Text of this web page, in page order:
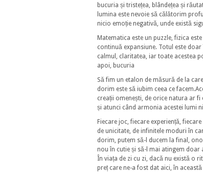
bucuria și tristețea, blândețea și
lumina este nevoie să călătorim
nicio emoție negativă, unde există
Matematica este un puzzle, fizica
continuă expansiune. Totul este
calmul, claritatea, iar toate acestea
apoi, bucuria
Să fim un etalon de măsură de la
dorim este să iubim ceea ce
creații omenești, de orice natura ar fi
și atunci când armonia acestei lumi
Fiecare joc, fiecare experiență,
de unicitate, de infinitele moduri în
dorim, putem să-l ducem la final,
nou în cutie și să-l mai atingem doar
În viața de zi cu zi, dacă nu există o
preț care ne-a fost dat aici, în